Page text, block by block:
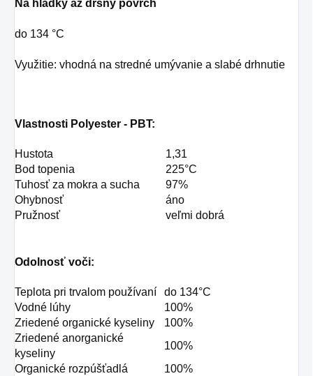
Na hladký až drsný povrch
do 134 °C
Využitie: vhodná na stredné umývanie a slabé drhnutie
Vlastnosti Polyester - PBT:
Hustota
1,31
Bod topenia
225°C
Tuhosť za mokra a sucha
97%
Ohybnosť
áno
Pružnosť
veľmi dobrá
Odolnosť voči:
Teplota pri trvalom používaní
do 134°C
Vodné lúhy
100%
Zriedené organické kyseliny
100%
Zriedené anorganické
kyseliny
100%
Organické rozpúšťadlá
100%